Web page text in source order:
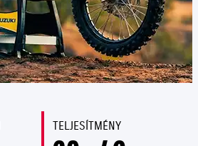
TELJESÍTMÉNY